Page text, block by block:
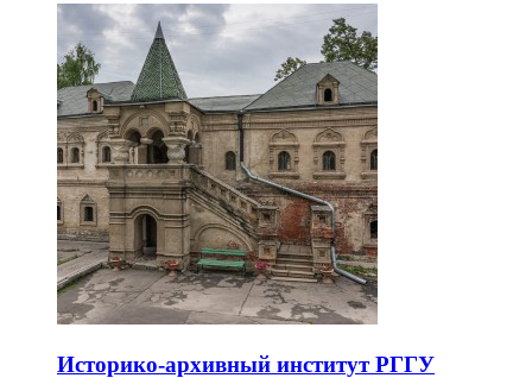
Историко-архивный институт РГГУ